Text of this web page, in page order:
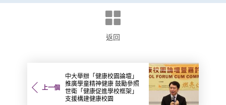
返回
上一個
中大舉辦「健康校園論壇」
推廣學童精神健康 鼓勵參照
世衛「健康促進學校框架」
支援構建健康校園